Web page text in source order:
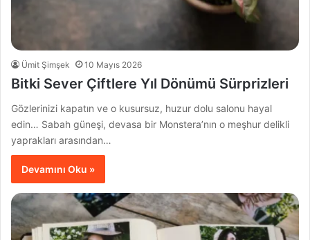
Ümit Şimşek 10 Mayıs 2026
Bitki Sever Çiftlere Yıl Dönümü Sürprizleri
Gözlerinizi kapatın ve o kusursuz, huzur dolu salonu hayal
edin… Sabah güneşi, devasa bir Monstera’nın o meşhur delikli
yaprakları arasından…
Devamını Oku »